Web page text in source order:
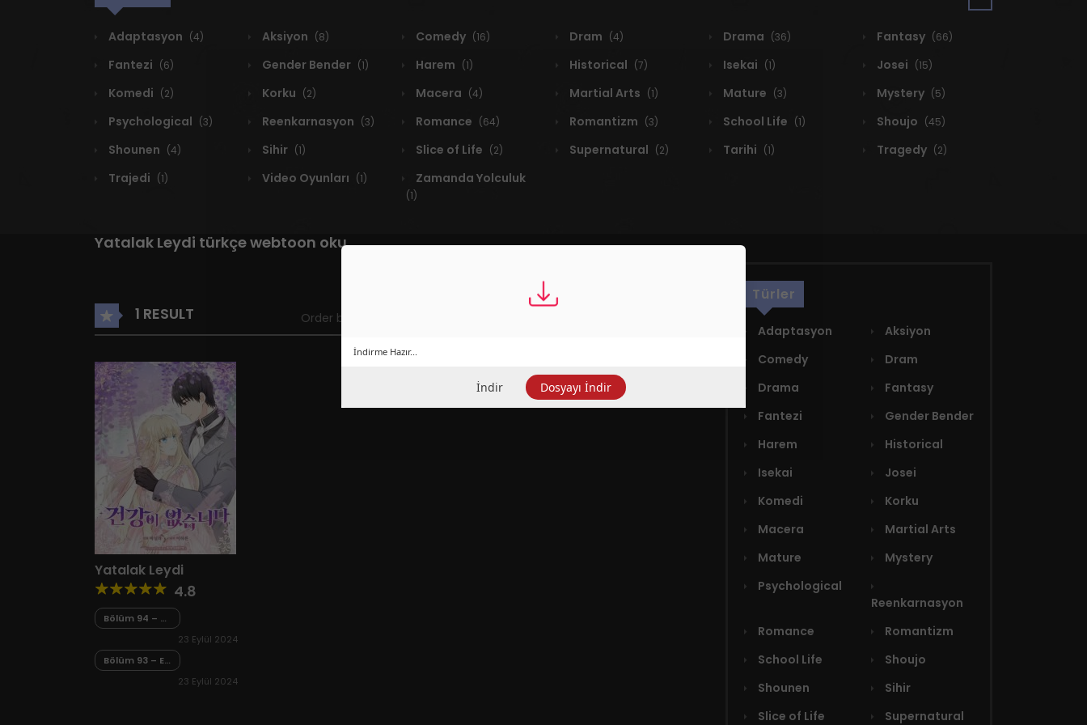
Adaptasyon (4) Aksiyon (8) Comedy (16) Dram (4) Drama (36) Fantasy (66)
Fantezi (6) Gender Bender (1) Harem (1) Historical (7) Isekai (1) Josei (15)
Komedi (2) Korku (2) Macera (4) Martial Arts (1) Mature (3) Mystery (5)
Psychological (3) Reenkarnasyon (3) Romance (64) Romantizm (3) School Life (1) Shoujo (45)
Shounen (4) Sihir (1) Slice of Life (2) Supernatural (2) Tarihi (1) Tragedy (2)
Trajedi (1) Video Oyunları (1) Zamanda Yolculuk
(1)
Yatalak Leydi türkçe webtoon oku
1 RESULT Order by
Yatalak Leydi
4.8
Bölüm 94 – Ek
Bölüm 4 Son
23 Eylül 2024
Bölüm 93 – Ek
Bölüm 3
23 Eylül 2024
Türler
Adaptasyon
Aksiyon
Comedy
Dram
Drama
Fantasy
Fantezi
Gender Bender
Harem
Historical
Isekai
Josei
Komedi
Korku
Macera
Martial Arts
Mature
Mystery
Psychological
Reenkarnasyon
Romance
Romantizm
School Life
Shoujo
Shounen
Sihir
Slice of Life
Supernatural
İndirme Hazır...
İndir Dosyayı İndir